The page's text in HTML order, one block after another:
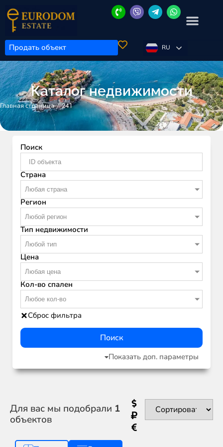
Продать объект RU
Каталог недвижимости
Главная страница/241
Поиск
Страна
Любая страна
Регион
Любой регион
Тип недвижимости
Любой тип
Цена
Любая цена
Кол-во спален
Любое кол-во
Сброс фильтра
Поиск
Показать доп. параметры
Для вас мы подобрали 1
объектов